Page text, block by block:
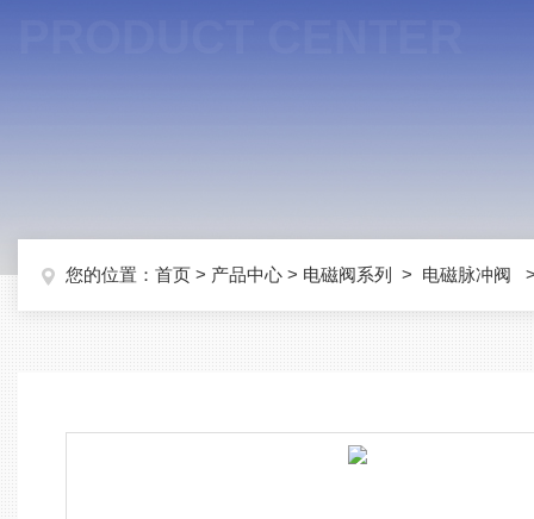
您的位置： 首页 > 产品中心 > 电磁阀系列 > 电磁脉冲阀